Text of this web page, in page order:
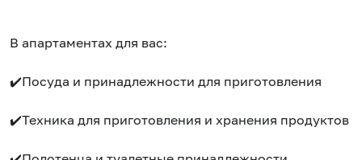
В апартаментах для вас:
✔️Посуда и принадлежности для приготовления
✔️Техника для приготовления и хранения продуктов